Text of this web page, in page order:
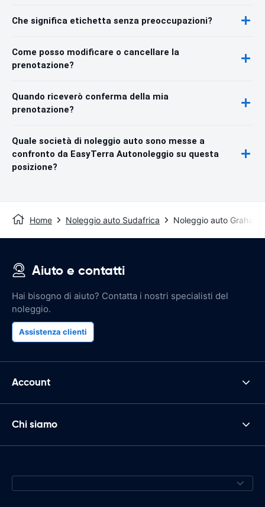
Che significa etichetta senza preoccupazioni?
Come posso modificare o cancellare la
prenotazione?
Quando riceverò conferma della mia
prenotazione?
Quale società di noleggio auto sono messe a
confronto da EasyTerra Autonoleggio su questa
posizione?
Home Noleggio auto Sudafrica Noleggio auto
Aiuto e contatti
Hai bisogno di aiuto? Contatta i nostri specialisti del
noleggio.
Assistenza clienti
Account
Chi siamo